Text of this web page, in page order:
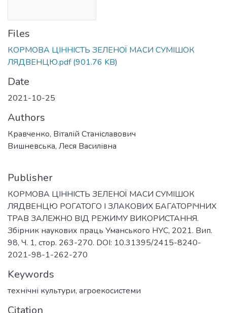
Files
КОРМОВА ЦІННІСТЬ ЗЕЛЕНОЇ МАСИ СУМІШОК
ЛЯДВЕНЦЮ.pdf (901.76 KB)
Date
2021-10-25
Authors
Кравченко, Віталій Станіславович
Вишневська, Леся Василівна
Publisher
КОРМОВА ЦІННІСТЬ ЗЕЛЕНОЇ МАСИ СУМІШОК
ЛЯДВЕНЦЮ РОГАТОГО І ЗЛАКОВИХ БАГАТОРІЧНИХ
ТРАВ ЗАЛЕЖНО ВІД РЕЖИМУ ВИКОРИСТАННЯ.
Збірник наукових праць Уманського НУС, 2021. Вип.
98, Ч. 1, стор. 263-270. DOI: 10.31395/2415-8240-
2021-98-1-262-270
Keywords
технічні культури, агроекосистеми
Citation